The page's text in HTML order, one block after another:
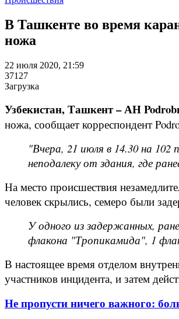
В Ташкенте во время
ножа
22 июля 2020, 21:59
37127
Загрузка
Узбекистан, Ташкент – АН
ножа, сообщает корреспондент
"Вчера, 21 июля в 14.30 на
неподалеку от здания, где
На место происшествия
человек скрылись, семеро были
У одного из задержанных,
флакона "Тропикамида", 1
В настоящее время отделом
участников инцидента, и затем
Не пропусти ничего важного: